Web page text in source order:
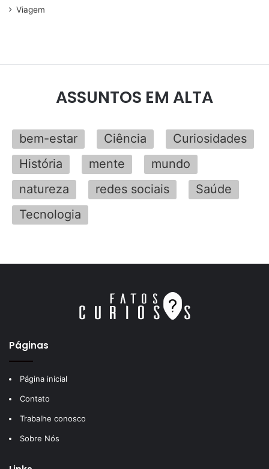
Viagem
ASSUNTOS EM ALTA
bem-estar Ciência
Curiosidades
História
mente
mundo
natureza
redes sociais
Saúde
Tecnologia
Páginas
Página inicial
Contato
Trabalhe conosco
Sobre Nós